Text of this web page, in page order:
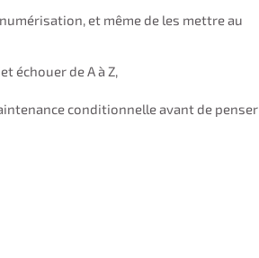
et même de les mettre au
échouer de A à Z,
conditionnelle avant de penser